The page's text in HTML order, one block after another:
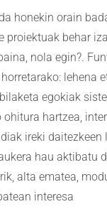
honekin orain
proiektuak behar
nola egin?.
lehena
egokiak
hartzea,
ireki daitezkeen
hau aktibatu
alta ematea,
interesa